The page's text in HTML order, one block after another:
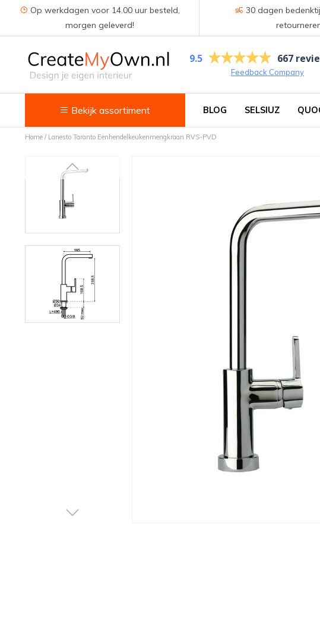
Op werkdagen voor 14.00 uur besteld,
morgen geleverd!
30 dagen
9.5 667
Feedback Company
Bekijk assortiment
Keuken
Kokend water kranen
Spoelbakken
Voedselrestenvermalers
Afvalemmers
Verlichting
BLOG SELSIUZ
Home/ Lanesto Taranto Eenhendelkeukenmengkraan RVS-PVD